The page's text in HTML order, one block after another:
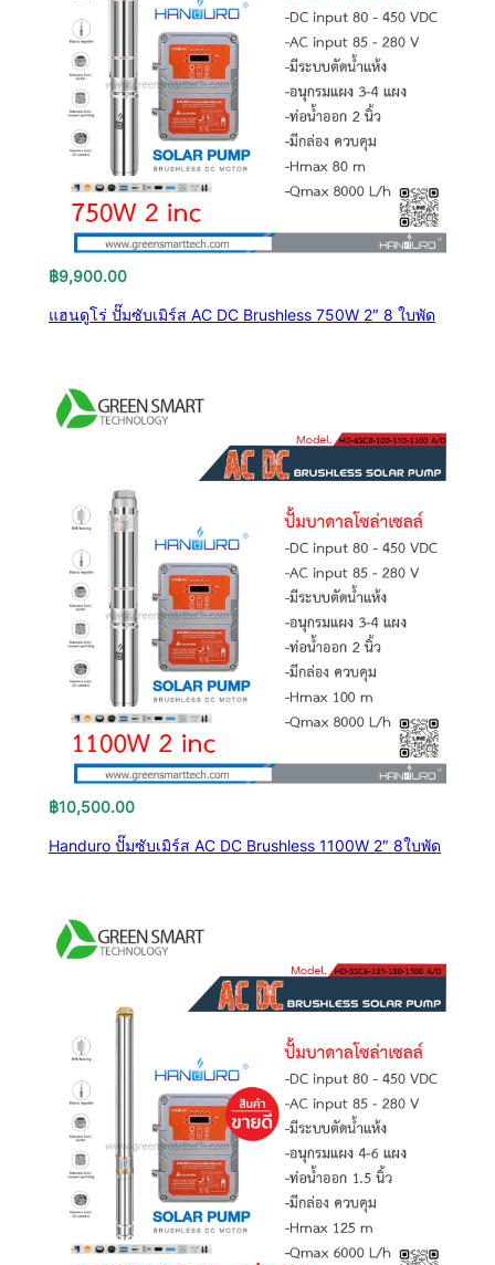
฿9,900.00
แฮนดูโร่ ปั๊มซับเมิร์ส AC DC Brushless 750W 2″ 8 ใบพัด
฿10,500.00
Handuro ปั๊มซับเมิร์ส AC DC Brushless 1100W 2″ 8ใบพัด